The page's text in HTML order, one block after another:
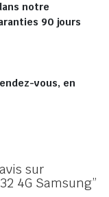
notre
90 jours
vous, en
sur
4G Samsung”